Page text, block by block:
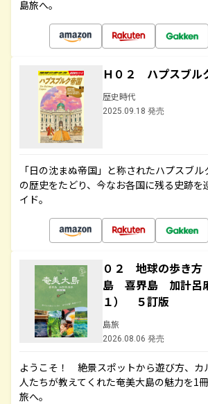
島旅へ。
Ｈ０２ ハプスブル
歴史時代
2025.09.18 発売
「日の沈まぬ帝国」と称されたハプスブ
の歴史をたどり、今なお各国に残る史跡を
イド。
０２ 地球の歩き
島 喜界島 加計呂
１） ５訂版
島旅
2026.08.06 発売
ようこそ！ 絶景スポットから遊び方、カ
人たちが教えてくれた奄美大島の魅力を1
旅へ。